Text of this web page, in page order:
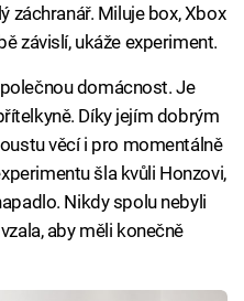
záchranář. Miluje box, Xbox
závislí, ukáže experiment.
domácnost. Je
Díky jejím dobrým
věcí i pro momentálně
šla kvůli Honzovi,
Nikdy spolu nebyli
aby měli konečně